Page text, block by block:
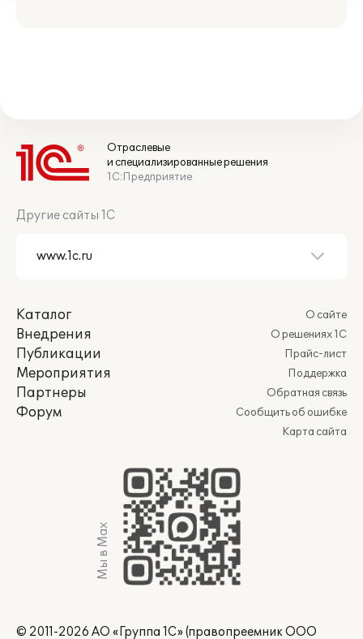
Отраслевые
и специализированные решения
1С:Предприятие
Другие сайты 1С
Каталог
Внедрения
Публикации
Мероприятия
Партнеры
Форум
О сайте
О решениях 1С
Прайс-лист
Поддержка
Обратная связь
Сообщить об ошибке
Карта сайта
Мы в Max
© 2011-2026 АО «Группа 1С» (правопреемник ООО